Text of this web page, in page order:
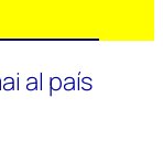
al país